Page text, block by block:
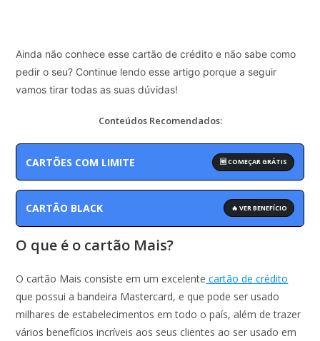
Ainda não conhece esse cartão de crédito e não sabe como
pedir o seu? Continue lendo esse artigo porque a seguir
vamos tirar todas as suas dúvidas!
Conteúdos Recomendados:
CARTÕES COM LIMITE 🆓 COMEÇAR GRÁTIS
CARTÃO BLACK 🔥 VER BENEFÍCIO
O que é o cartão Mais?
O cartão Mais consiste em um excelente cartão de crédito
que possui a bandeira Mastercard, e que pode ser usado
milhares de estabelecimentos em todo o país, além de trazer
vários benefícios incríveis aos seus clientes ao ser usado em